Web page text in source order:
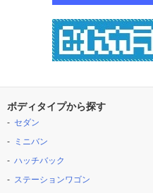
ボディタイプから探す
セダン
ミニバン
ハッチバック
ステーションワゴン